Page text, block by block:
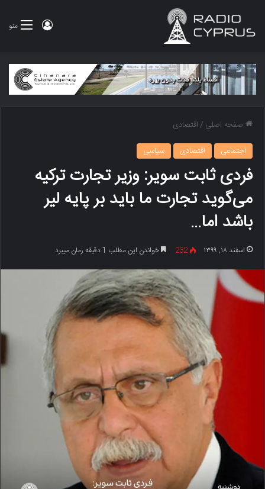
منو ورود
صفحه اصلی /اقتصادی
اجتماعی
اقتصادی سیاسی
فردی ثابت سویر: وزیر تجارت ترکیه
می‌گوید تجارت ما باید بر پایه لیر
باشد اما…
اسفند ۱۸, ۱۳۹۹ 232 خواندن این مطلب 1 دقیقه زمان میبرد